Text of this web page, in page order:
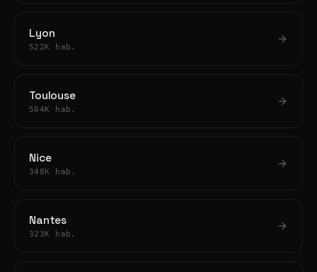
Lyon
522K hab.
Toulouse
504K hab.
Nice
348K hab.
Nantes
323K hab.